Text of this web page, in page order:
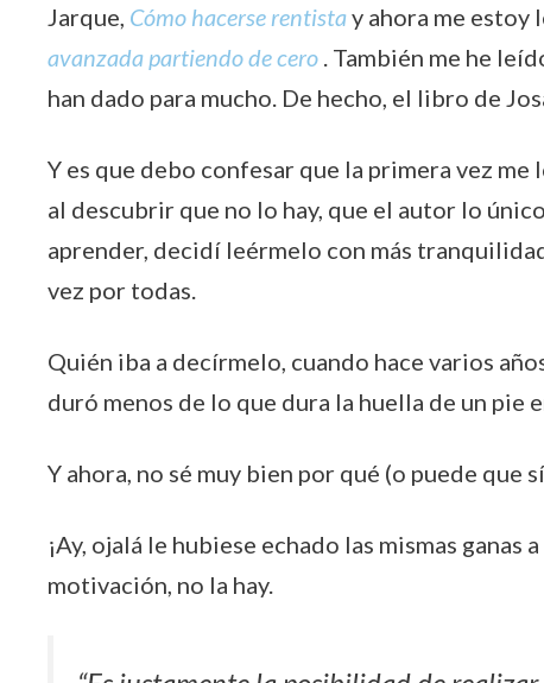
Jarque, Cómo hacerse rentistay ahora me estoy
avanzada partiendo de cero . También me he
han dado para mucho. De hecho, el libro de
Y es que debo confesar que la primera vez
al descubrir que no lo hay, que el autor lo
aprender, decidí leérmelo con más
vez por todas.
Quién iba a decírmelo, cuando hace varios
duró menos de lo que dura la huella de un pie
Y ahora, no sé muy bien por qué (o puede que
¡Ay, ojalá le hubiese echado las mismas
motivación, no la hay.